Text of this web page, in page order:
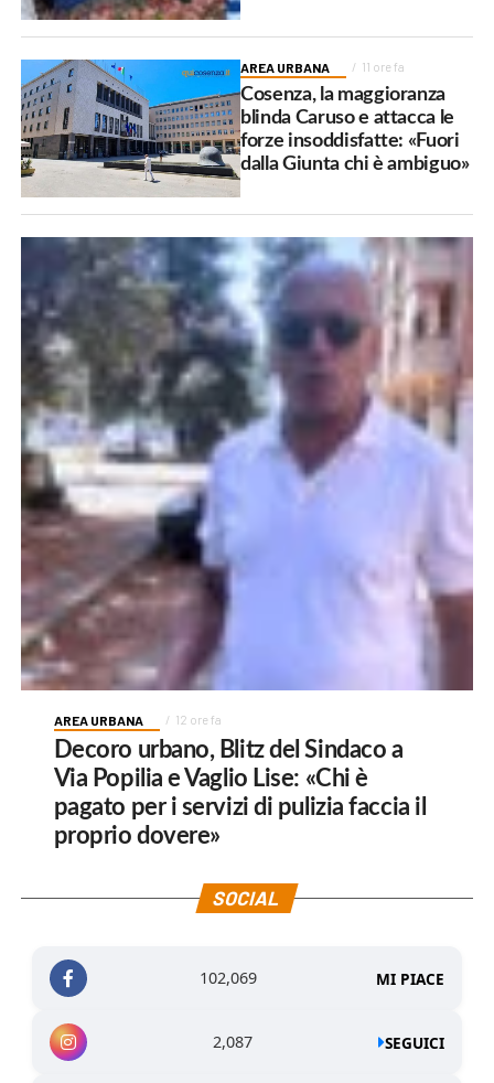
AREA URBANA 11 ore fa
Cosenza, la maggioranza
blinda Caruso e attacca le
forze insoddisfatte: «Fuori
dalla Giunta chi è ambiguo»
AREA URBANA 12 ore fa
Decoro urbano, Blitz del Sindaco a
Via Popilia e Vaglio Lise: «Chi è
pagato per i servizi di pulizia faccia il
proprio dovere»
SOCIAL
102,069 MI PIACE
2,087 SEGUICI